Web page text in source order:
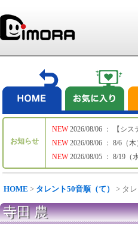
お知らせ
NEW
NEW
NEW
2026/08/06 ： 【シ
2026/08/06 ： 8/6（
2026/08/05 ： 8/19
HOME > タレント50音順（て） > タ
寺田 農